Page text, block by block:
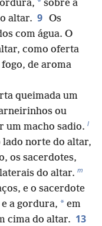
* sobre a
altar. 9 Os
com água. O
como oferta
de aroma
queimada um
ou
um macho sadio. l
lado norte do altar,
os sacerdotes,
do altar. m
e o sacerdote
a gordura, * em
cima do altar. 13